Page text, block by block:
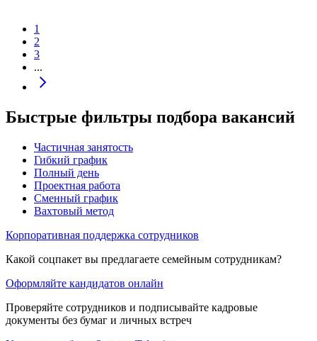
1
2
3
...
Быстрые фильтры подбора вакансий
Частичная занятость
Гибкий график
Полный день
Проектная работа
Сменный график
Вахтовый метод
Корпоративная поддержка сотрудников
Какой соцпакет вы предлагаете семейным сотрудникам?
Оформляйте кандидатов онлайн
Проверяйте сотрудников и подписывайте кадровые
документы без бумаг и личных встреч